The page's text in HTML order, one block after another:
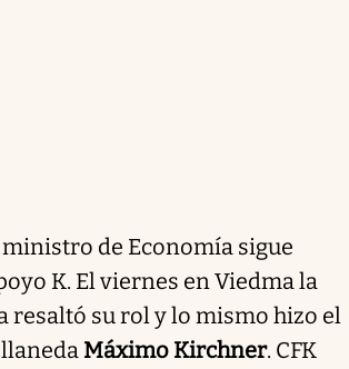
ministro de Economía sigue
K. El viernes en Viedma la
resaltó su rol y lo mismo hizo el
Máximo Kirchner. CFK